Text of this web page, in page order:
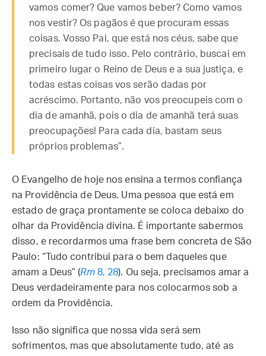
vamos comer? Que vamos beber? Como vamos
nos vestir? Os pagãos é que procuram essas
coisas. Vosso Pai, que está nos céus, sabe que
precisais de tudo isso. Pelo contrário, buscai em
primeiro lugar o Reino de Deus e a sua justiça, e
todas estas coisas vos serão dadas por
acréscimo. Portanto, não vos preocupeis com o
dia de amanhã, pois o dia de amanhã terá suas
preocupações! Para cada dia, bastam seus
próprios problemas”.
O Evangelho de hoje nos ensina a termos confiança
na Providência de Deus. Uma pessoa que está em
estado de graça prontamente se coloca debaixo do
olhar da Providência divina. É importante sabermos
disso, e recordarmos uma frase bem concreta de São
Paulo: “Tudo contribui para o bem daqueles que
amam a Deus” (Rm8, 28). Ou seja, precisamos amar a
Deus verdadeiramente para nos colocarmos sob a
ordem da Providência.
Isso não significa que nossa vida será sem
sofrimentos, mas que absolutamente tudo, até as